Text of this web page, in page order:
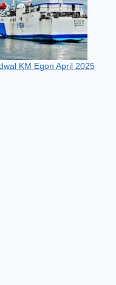
KM Egon April 2025